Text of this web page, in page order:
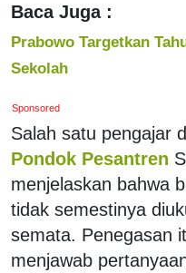
Baca Juga :
Prabowo Targetkan
Sekolah
Sponsored
Salah satu pengajar
Pondok Pesantren
menjelaskan bahwa
tidak semestinya
semata. Penegasan
menjawab